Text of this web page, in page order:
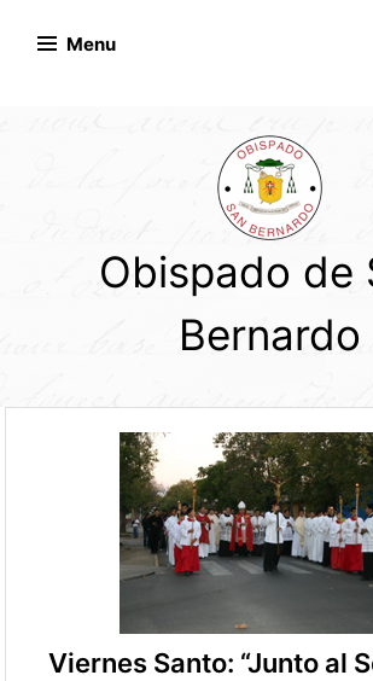
Menu
Obispado de
Bernardo
Viernes Santo: “Junto al